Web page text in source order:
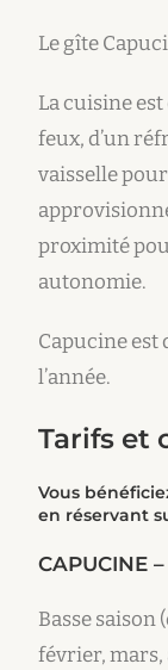
Le gîte
La cuisine
feux, d’un
vaisselle
proximité
autonomie.
Capucine est
l’année.
Tarifs et
Vous
en réservant
CAPUCINE –
Basse
février, mars,